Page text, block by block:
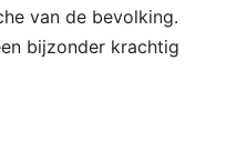
van de bevolking.
bijzonder krachtig